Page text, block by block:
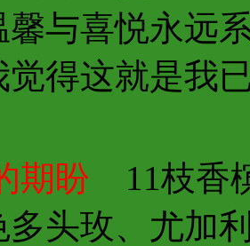
与喜悦永远
觉得这就是我
期盼 11枝香
多头玫、尤加